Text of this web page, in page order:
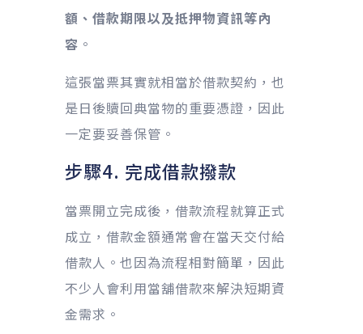
額、借款期限以及抵押物資訊等內
容 。
這張當票其實就相當於借款契約，也
是日後贖回典當物的重要憑證，因此
一定要妥善保管。
步驟4. 完成借款撥款
當票開立完成後，借款流程就算正式
成立，借款金額通常會在當天交付給
借款人。也因為流程相對簡單，因此
不少人會利用當舖借款來解決短期資
金需求。